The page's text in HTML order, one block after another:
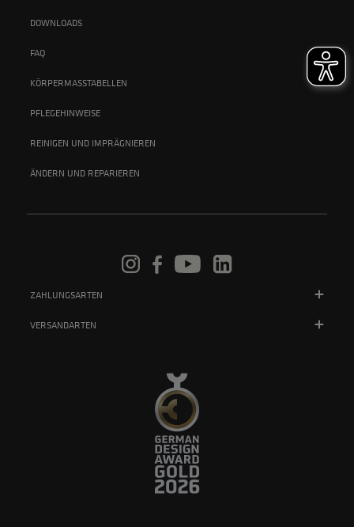
DOWNLOADS
FAQ
KÖRPERMASSTABELLEN
PFLEGEHINWEISE
REINIGEN UND IMPRÄGNIEREN
ÄNDERN UND REPARIEREN
ZAHLUNGSARTEN
VERSANDARTEN